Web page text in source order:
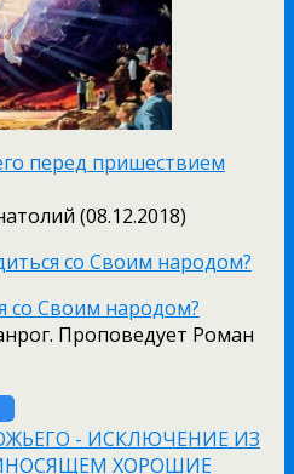
перед пришествием
(08.12.2018)
со Своим народом?
Проповедует Роман